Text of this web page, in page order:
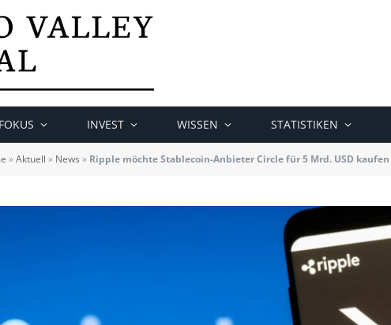
FOKUS INVEST WISSEN STATISTIKEN
»Aktuell » News » Ripple möchte Stablecoin-Anbieter Circle für 5 Mrd. USD kaufen